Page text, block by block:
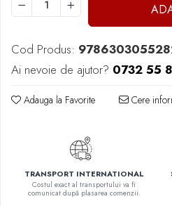
Clasa a III-a
Clasa a V-a
Clasa a VI-a
Clasa a VIII-a
Clasa pregatitoare
Povesti
Povesti ilustrate
Cod Produs:
Ai nevoie de ajutor? 0732 55
Adauga la Favorite Cere
TRANSPORT INTERNATIONAL
Costul exact al transportului va fi
comunicat după plasarea comenzii.